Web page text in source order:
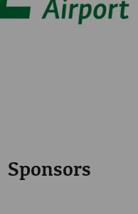
Sponsors